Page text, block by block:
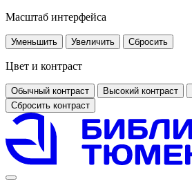
Масштаб интерфейса
Уменьшить Увеличить Сбросить
Цвет и контраст
Обычный контраст Высокий контраст
Сбросить контраст